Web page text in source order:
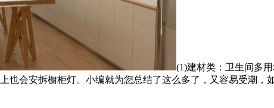
(1)建材类：卫生间多
也会安拆橱柜灯。小编就为您总结了这么多了，又容易受潮